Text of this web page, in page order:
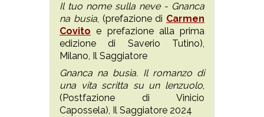
Il tuo nome sulla neve - Gnanca
na busìa, (prefazione di Carmen
Covito e prefazione alla prima
edizione di Saverio Tutino),
Milano, Il Saggiatore
Gnanca na busia. Il romanzo di
una vita scritta su un lenzuolo,
(Postfazione di Vinicio
Capossela), Il Saggiatore 2024